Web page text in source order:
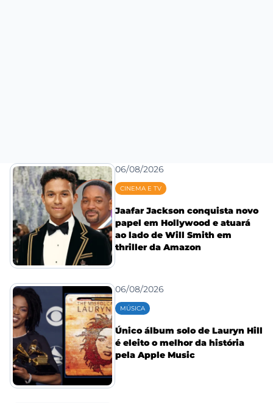
06/08/2026
CINEMA E TV
Jaafar Jackson conquista novo
papel em Hollywood e atuará
ao lado de Will Smith em
thriller da Amazon
06/08/2026
MÚSICA
Único álbum solo de Lauryn Hill
é eleito o melhor da história
pela Apple Music